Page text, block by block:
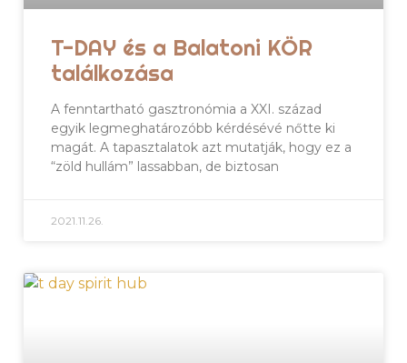
T-DAY és a Balatoni KÖR
találkozása
A fenntartható gasztronómia a XXI. század
egyik legmeghatározóbb kérdésévé nőtte ki
magát. A tapasztalatok azt mutatják, hogy ez a
“zöld hullám” lassabban, de biztosan
2021.11.26.